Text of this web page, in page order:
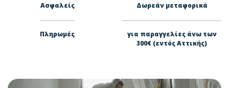
Ασφαλείς
Πληρωμές
Δωρεάν μεταφορικά
για παραγγελίες άνω των
300€ (εντός Αττικής)